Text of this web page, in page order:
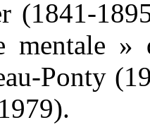
(1841-
mentale
Ponty